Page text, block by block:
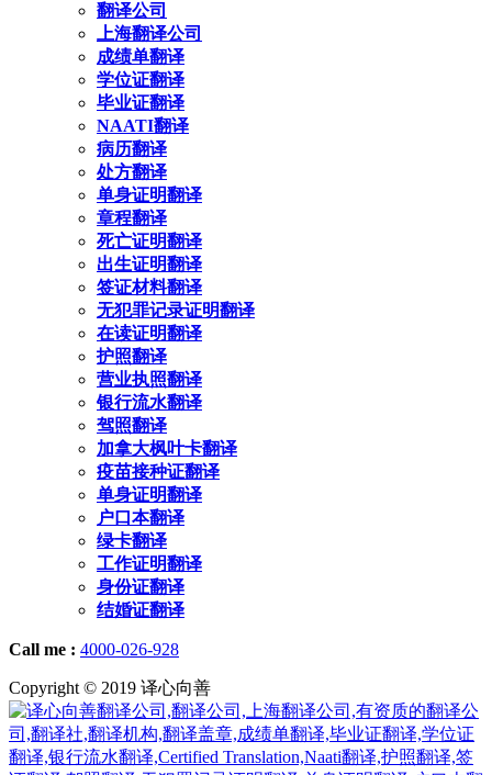
翻译公司
上海翻译公司
成绩单翻译
学位证翻译
毕业证翻译
NAATI翻译
病历翻译
处方翻译
单身证明翻译
章程翻译
死亡证明翻译
出生证明翻译
签证材料翻译
无犯罪记录证明翻译
在读证明翻译
护照翻译
营业执照翻译
银行流水翻译
驾照翻译
加拿大枫叶卡翻译
疫苗接种证翻译
单身证明翻译
户口本翻译
绿卡翻译
工作证明翻译
身份证翻译
结婚证翻译
Call me : 4000-026-928
Copyright © 2019 译心向善